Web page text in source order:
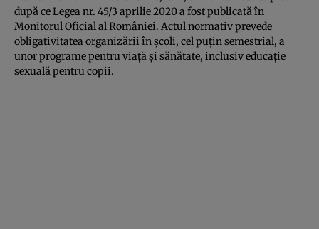
după ce Legea nr. 45/3 aprilie 2020 a fost publicată în
Monitorul Oficial al României. Actul normativ prevede
obligativitatea organizării în şcoli, cel puţin semestrial, a
unor programe pentru viaţă şi sănătate, inclusiv educaţie
sexuală pentru copii.